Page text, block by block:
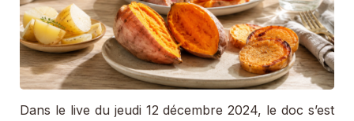
mais
attention
au
sucre
!
Dans le live du jeudi 12 décembre 2024, le doc s’est